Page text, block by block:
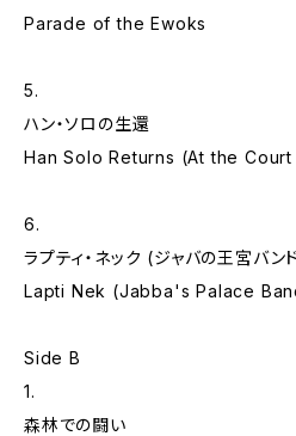
Parade of the Ewoks
5.
ハン・ソロの生還
Han Solo Returns (At the
6.
ラプティ・ネック (ジャバの王宮バン
Lapti Nek (Jabba's Palace
Side B
1.
森林での闘い